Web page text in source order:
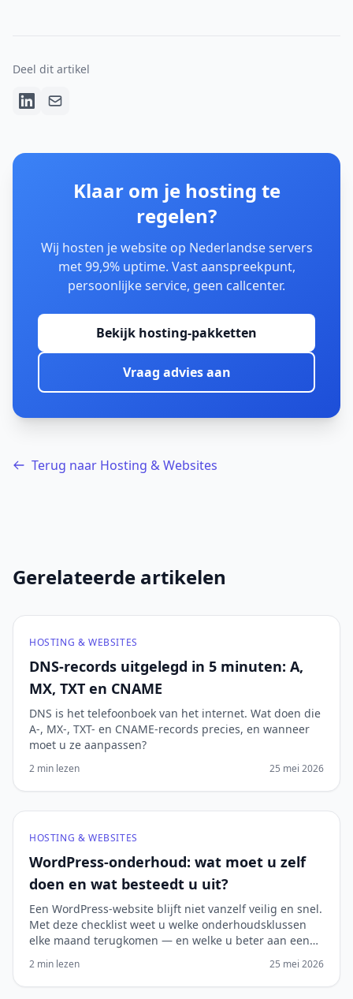
Deel dit artikel
Klaar om je hosting te
regelen?
Wij hosten je website op Nederlandse servers
met 99,9% uptime. Vast aanspreekpunt,
persoonlijke service, geen callcenter.
Bekijk hosting-pakketten
Vraag advies aan
Terug naar Hosting & Websites
Gerelateerde artikelen
HOSTING & WEBSITES
DNS-records uitgelegd in 5 minuten: A,
MX, TXT en CNAME
DNS is het telefoonboek van het internet. Wat doen die
A-, MX-, TXT- en CNAME-records precies, en wanneer
moet u ze aanpassen?
2 min lezen 25 mei 2026
HOSTING & WEBSITES
WordPress-onderhoud: wat moet u zelf
doen en wat besteedt u uit?
Een WordPress-website blijft niet vanzelf veilig en snel.
Met deze checklist weet u welke onderhoudsklussen
elke maand terugkomen — en welke u beter aan een
specialist overlaat.
2 min lezen 25 mei 2026